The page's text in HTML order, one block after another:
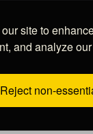
site to
and analyze
Reject non-